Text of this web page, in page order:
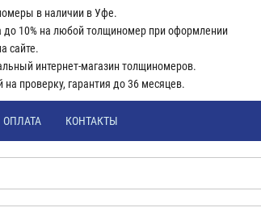
в наличии в Уфе.
до 10% на любой толщиномер при оформлении
сайте.
интернет-магазин толщиномеров.
на проверку, гарантия до 36 месяцев.
ОПЛАТА КОНТАКТЫ